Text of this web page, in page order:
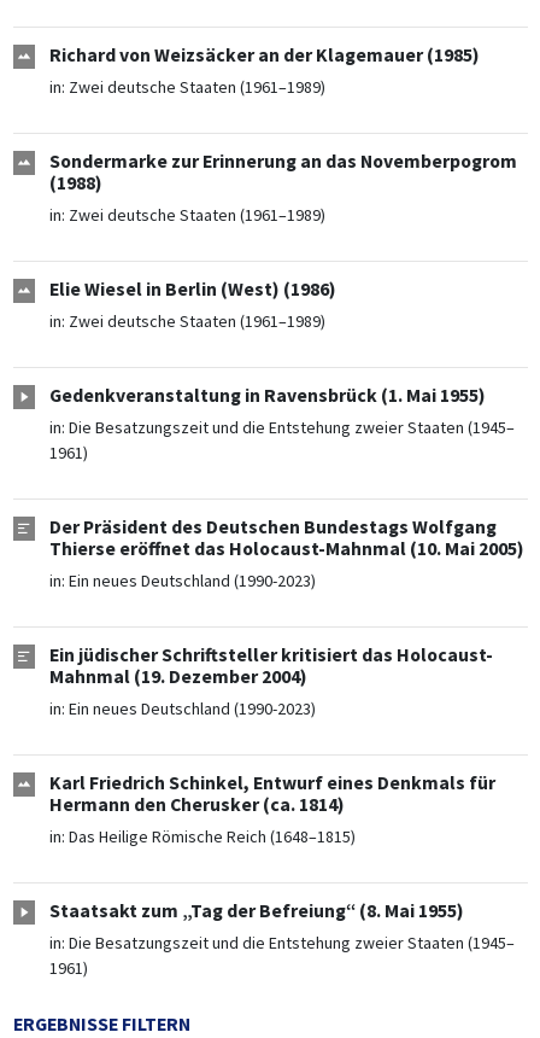
Richard von Weizsäcker an der Klagemauer (1985)
in: Zwei deutsche Staaten (1961–1989)
Sondermarke zur Erinnerung an das Novemberpogrom
(1988)
in: Zwei deutsche Staaten (1961–1989)
Elie Wiesel in Berlin (West) (1986)
in: Zwei deutsche Staaten (1961–1989)
Gedenkveranstaltung in Ravensbrück (1. Mai 1955)
in: Die Besatzungszeit und die Entstehung zweier Staaten (1945–
1961)
Der Präsident des Deutschen Bundestags Wolfgang
Thierse eröffnet das Holocaust-Mahnmal (10. Mai 2005)
in: Ein neues Deutschland (1990-2023)
Ein jüdischer Schriftsteller kritisiert das Holocaust-
Mahnmal (19. Dezember 2004)
in: Ein neues Deutschland (1990-2023)
Karl Friedrich Schinkel, Entwurf eines Denkmals für
Hermann den Cherusker (ca. 1814)
in: Das Heilige Römische Reich (1648–1815)
Staatsakt zum „Tag der Befreiung“ (8. Mai 1955)
in: Die Besatzungszeit und die Entstehung zweier Staaten (1945–
1961)
ERGEBNISSE FILTERN